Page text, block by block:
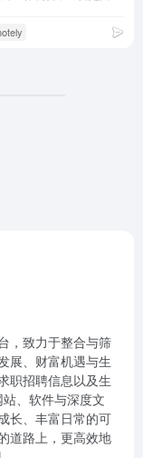
，致力于整合与筛
展、财富机遇与生
职招聘信息以及生
、软件与深度文
长、丰富日常的可
道路上，更高效地